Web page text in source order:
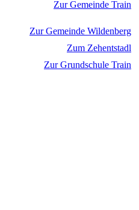
Zur Gemeinde Train
Zur Gemeinde Wildenberg
Zum Zehentstadl
Zur Grundschule Train